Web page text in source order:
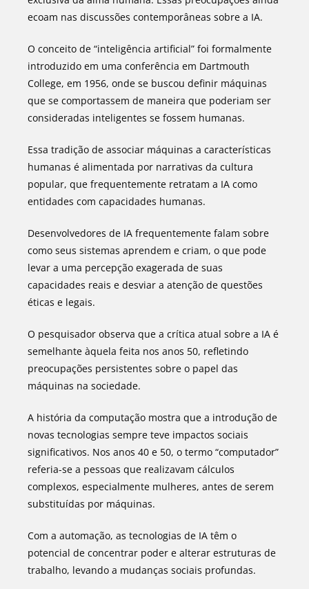
ecoam nas discussões contemporâneas sobre a IA.
O conceito de “inteligência artificial” foi formalmente
introduzido em uma conferência em Dartmouth
College, em 1956, onde se buscou definir máquinas
que se comportassem de maneira que poderiam ser
consideradas inteligentes se fossem humanas.
Essa tradição de associar máquinas a características
humanas é alimentada por narrativas da cultura
popular, que frequentemente retratam a IA como
entidades com capacidades humanas.
Desenvolvedores de IA frequentemente falam sobre
como seus sistemas aprendem e criam, o que pode
levar a uma percepção exagerada de suas
capacidades reais e desviar a atenção de questões
éticas e legais.
O pesquisador observa que a crítica atual sobre a IA é
semelhante àquela feita nos anos 50, refletindo
preocupações persistentes sobre o papel das
máquinas na sociedade.
A história da computação mostra que a introdução de
novas tecnologias sempre teve impactos sociais
significativos. Nos anos 40 e 50, o termo “computador”
referia-se a pessoas que realizavam cálculos
complexos, especialmente mulheres, antes de serem
substituídas por máquinas.
Com a automação, as tecnologias de IA têm o
potencial de concentrar poder e alterar estruturas de
trabalho, levando a mudanças sociais profundas.